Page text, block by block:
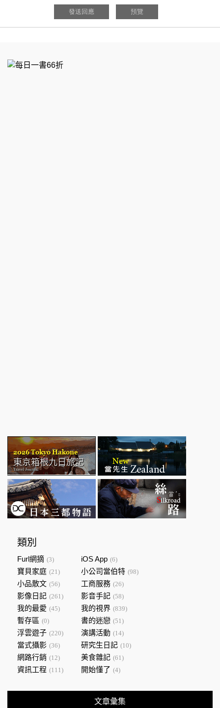
類別
Furl網摘 (3) iOS App (6)
寶貝家庭 (21) 小公司當伯特 (98)
小品散文 (56) 工商服務 (26)
影像日記 (261) 影音手記 (58)
我的最愛 (45) 我的視界 (839)
暫存區 (0) 書的迷戀 (51)
浮雲遊子 (220) 演講活動 (14)
當式攝影 (36) 研究生日記 (10)
網路行銷 (12) 美食雜記 (61)
資訊工程 (111) 開始懂了 (4)
文章彙集